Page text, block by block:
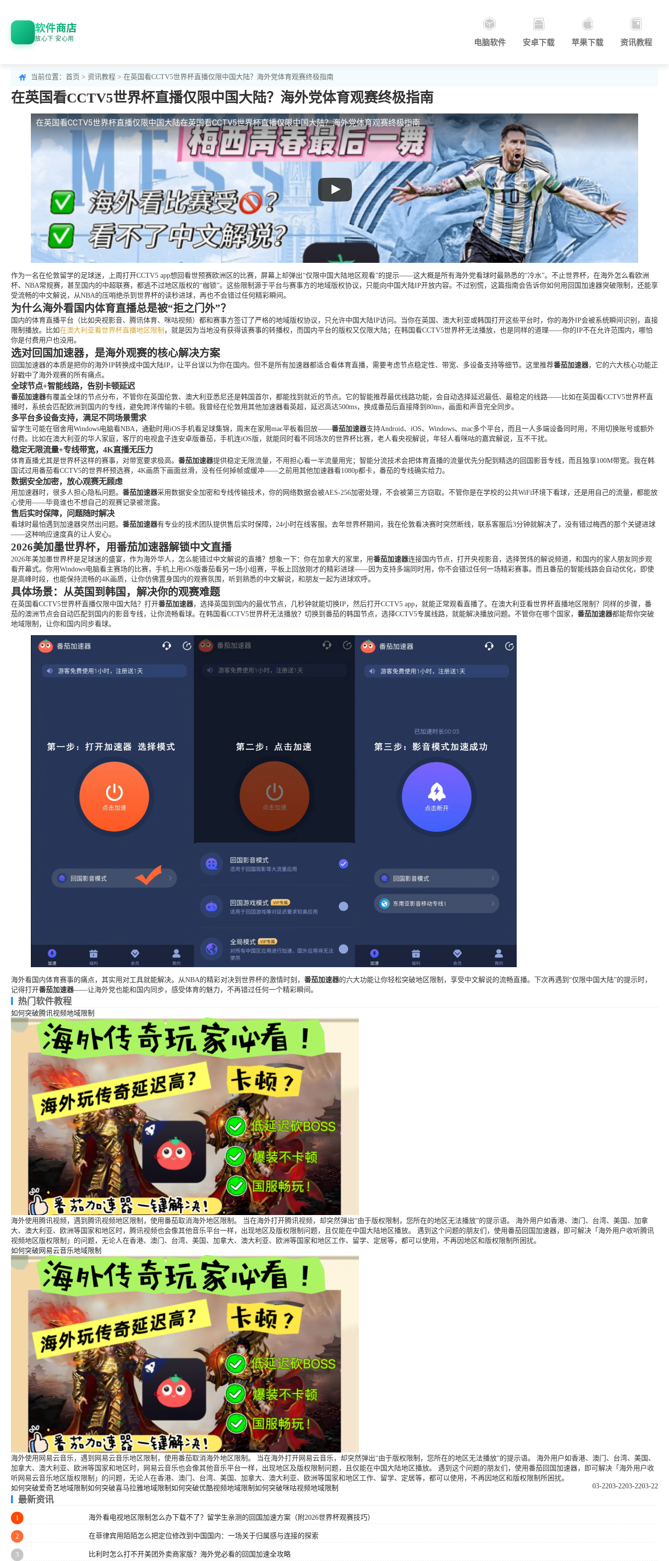
软件商店
放心下 安心用 电脑软件 安卓下载 苹果下载 资讯教程
当前位置： 首页 > 资讯教程 > 在英国看CCTV5世界杯直播仅限中国大陆？海外党体育观赛终极指南
在英国看CCTV5世界杯直播仅限中国大陆？海外党体育观赛终极指南
在英国看CCTV5世界杯直播仅限中国大陆在英国看CCTV5世界杯直播仅限中国大陆？海外党体育观赛终极指南
作为一名在伦敦留学的足球迷，上周打开CCTV5 app想回看世预赛欧洲区的比赛，屏幕上却弹出“仅限中国大陆地区观看”的提示——这大概是所有海外党看球时最熟悉的“冷水”。不止世界杯，在海外怎么看欧洲
杯、NBA常规赛，甚至国内的中超联赛，都逃不过地区版权的“枷锁”。这些限制源于平台与赛事方的地域版权协议，只能向中国大陆IP开放内容。不过别慌，这篇指南会告诉你如何用回国加速器突破限制，还能享
受流畅的中文解说，从NBA的压哨绝杀到世界杯的读秒进球，再也不会错过任何精彩瞬间。
为什么海外看国内体育直播总是被“拒之门外”？
国内的体育直播平台（比如央视影音、腾讯体育、咪咕视频）都和赛事方签订了严格的地域版权协议，只允许中国大陆IP访问。当你在英国、澳大利亚或韩国打开这些平台时，你的海外IP会被系统瞬间识别，直接
限制播放。比如在澳大利亚看世界杯直播地区限制 ，就是因为当地没有获得该赛事的转播权，而国内平台的版权又仅限大陆；在韩国看CCTV5世界杯无法播放，也是同样的道理——你的IP不在允许范围内，哪怕
你是付费用户也没用。
选对回国加速器，是海外观赛的核心解决方案
回国加速器的本质是把你的海外IP转换成中国大陆IP，让平台误以为你在国内。但不是所有加速器都适合看体育直播，需要考虑节点稳定性、带宽、多设备支持等细节。这里推荐番茄加速器，它的六大核心功能正
好戳中了海外观赛的所有痛点。
全球节点+智能线路，告别卡顿延迟
番茄加速器有覆盖全球的节点分布，不管你在英国伦敦、澳大利亚悉尼还是韩国首尔，都能找到就近的节点。它的智能推荐最优线路功能，会自动选择延迟最低、最稳定的线路——比如在英国看CCTV5世界杯直
播时，系统会匹配欧洲到国内的专线，避免跨洋传输的卡顿。我曾经在伦敦用其他加速器看英超，延迟高达500ms，换成番茄后直接降到80ms，画面和声音完全同步。
多平台多设备支持，满足不同场景需求
留学生可能在宿舍用Windows电脑看NBA，通勤时用iOS手机看足球集锦，周末在家用mac平板看回放——番茄加速器支持Android、iOS、Windows、mac多个平台，而且一人多端设备同时用，不用切换账号或额外
付费。比如在澳大利亚的华人家庭，客厅的电视盒子连安卓版番茄，手机连iOS版，就能同时看不同场次的世界杯比赛，老人看央视解说，年轻人看咪咕的嘉宾解说，互不干扰。
稳定无限流量+专线带宽，4K直播无压力
体育直播尤其是世界杯这样的赛事，对带宽要求极高。 番茄加速器提供稳定无限流量，不用担心看一半流量用完；智能分流技术会把体育直播的流量优先分配到精选的回国影音专线，而且独享100M带宽。我在韩
国试过用番茄看CCTV5的世界杯预选赛，4K画质下画面丝滑，没有任何掉帧或缓冲——之前用其他加速器看1080p都卡，番茄的专线确实给力。
数据安全加密，放心观赛无顾虑
用加速器时，很多人担心隐私问题。 番茄加速器采用数据安全加密和专线传输技术，你的网络数据会被AES-256加密处理，不会被第三方窃取。不管你是在学校的公共WiFi环境下看球，还是用自己的流量，都能放
心使用——毕竟谁也不想自己的观赛记录被泄露。
售后实时保障，问题随时解决
看球时最怕遇到加速器突然出问题。 番茄加速器有专业的技术团队提供售后实时保障，24小时在线客服。去年世界杯期间，我在伦敦看决赛时突然断线，联系客服后3分钟就解决了，没有错过梅西的那个关键进球
——这种响应速度真的让人安心。
2026美加墨世界杯，用番茄加速器解锁中文直播
2026年美加墨世界杯是足球迷的盛宴，作为海外华人，怎么能错过中文解说的直播？想象一下：你在加拿大的家里，用番茄加速器连接国内节点，打开央视影音，选择贺炜的解说频道，和国内的家人朋友同步观
看开幕式。你用Windows电脑看主赛场的比赛，手机上用iOS版番茄看另一场小组赛，平板上回放刚才的精彩进球——因为支持多端同时用，你不会错过任何一场精彩赛事。而且番茄的智能线路会自动优化，即使
是高峰时段，也能保持流畅的4K画质，让你仿佛置身国内的观赛氛围，听到熟悉的中文解说，和朋友一起为进球欢呼。
具体场景：从英国到韩国，解决你的观赛难题
在英国看CCTV5世界杯直播仅限中国大陆？打开番茄加速器，选择英国到国内的最优节点，几秒钟就能切换IP，然后打开CCTV5 app，就能正常观看直播了。在澳大利亚看世界杯直播地区限制？同样的步骤，番
茄的澳洲节点会自动匹配到国内的影音专线，让你流畅看球。在韩国看CCTV5世界杯无法播放？切换到番茄的韩国节点，选择CCTV5专属线路，就能解决播放问题。不管你在哪个国家， 番茄加速器都能帮你突破
地域限制，让你和国内同步看球。
海外看国内体育赛事的痛点，其实用对工具就能解决。从NBA的精彩对决到世界杯的激情时刻， 番茄加速器的六大功能让你轻松突破地区限制，享受中文解说的流畅直播。下次再遇到“仅限中国大陆”的提示时，
记得打开番茄加速器——让海外党也能和国内同步，感受体育的魅力，不再错过任何一个精彩瞬间。
热门软件教程
如何突破腾讯视频地域限制
海外使用腾讯视频，遇到腾讯视频地区限制，使用番茄取消海外地区限制。 当在海外打开腾讯视频，却突然弹出“由于版权限制，您所在的地区无法播放”的提示语。 海外用户如香港、澳门、台湾、美国、加拿
大、澳大利亚、欧洲等国家和地区时，腾讯视频也会像其他音乐平台一样，出现地区及版权限制问题，且仅能在中国大陆地区播放。 遇到这个问题的朋友们，使用番茄回国加速器，即可解决「海外用户收听腾讯
视频地区版权限制」的问题，无论人在香港、澳门、台湾、美国、加拿大、澳大利亚、欧洲等国家和地区工作、留学、定居等，都可以使用，不再因地区和版权限制所困扰。
如何突破网易云音乐地域限制
海外使用网易云音乐，遇到网易云音乐地区限制，使用番茄取消海外地区限制。 当在海外打开网易云音乐，却突然弹出“由于版权限制，您所在的地区无法播放”的提示语。 海外用户如香港、澳门、台湾、美国、
加拿大、澳大利亚、欧洲等国家和地区时，网易云音乐也会像其他音乐平台一样，出现地区及版权限制问题，且仅能在中国大陆地区播放。 遇到这个问题的朋友们，使用番茄回国加速器，即可解决「海外用户收
听网易云音乐地区版权限制」的问题，无论人在香港、澳门、台湾、美国、加拿大、澳大利亚、欧洲等国家和地区工作、留学、定居等，都可以使用，不再因地区和版权限制所困扰。
如何突破爱奇艺地域限制
03-22
如何突破喜马拉雅地域限制 03-22
如何突破优酷视频地域限制 03-22
如何突破咪咕视频地域限制 03-22
最新资讯
1 海外看电视地区限制怎么办下载不了？留学生亲测的回国加速方案（附2026世界杯观赛技巧）
2 在菲律宾用陌陌怎么把定位修改到中国国内：一场关于归属感与连接的探索
3 比利时怎么打不开美团外卖商家版？海外党必看的回国加速全攻略